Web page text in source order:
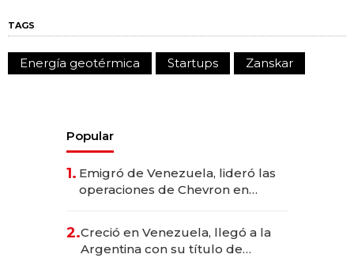
TAGS
Energía geotérmica Startups Zanskar
Popular
1. Emigró de Venezuela, lideró las
operaciones de Chevron en
2.Creció en Venezuela, llegó a la
Argentina con su título de